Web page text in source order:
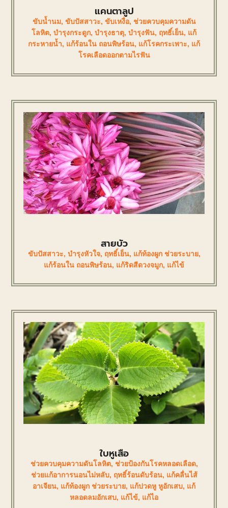
แคนตาลูป
ขับน้ำนม, ขับปัสสาวะ, ขับเหงื่อ, ช่วยควบคุมความดัน
โลหิต, บำรุงกระดูก, บำรุงธาตุ, บำรุงฟัน, ฤทธิ์เย็น, แก้
กระหายน้ำ, แก้ร้อนใน ถอนพิษร้อน, แก้โรคกระเพาะ, แก้
โรคเลือดออกตามไรฟัน
สายบัว
ขับปัสสาวะ, บำรุงหัวใจ, ฤทธิ์เย็น, แก้ท้องผูก ช่วยระบาย,
แก้ร้อนใน ถอนพิษร้อน, แก้ริดสีดวงจมูก, แก้ไข้
ใบหูเสือ
ช่วยควบคุมความดันโลหิต, ช่วยป้องกันโรคหลอดเลือด,
ช่วยแก้อาการนอนไม่หลับ, ฤทธิ์ร้อนดับร้อน, แก้คลื่นไส้
อาเจียน, แก้ท้องผูก ช่วยระบาย, แก้ปวดหู หูอักเสบ, แก้
หลอดลมอักเสบ, แก้ไข้, แก้ไอ